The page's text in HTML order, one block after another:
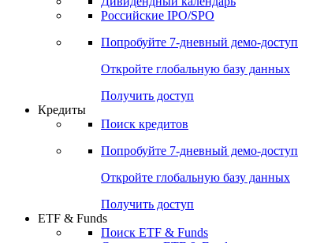
Получить доступ
Акции
Поиск акций
Дивидендный календарь
Российские IPO/SPO
Попробуйте7-дневный
Откройте глобальную базу данных
Получить доступ
Кредиты
Поиск кредитов
Попробуйте7-дневный
Откройте глобальную базу данных